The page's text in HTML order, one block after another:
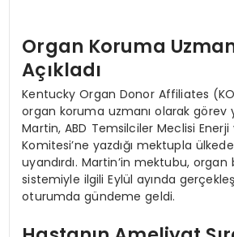
Organ Koruma
Açıkladı
Kentucky Organ Donor Affiliates
organ koruma uzmanı olarak görev
Martin, ABD Temsilciler Meclisi
Komitesi’ne yazdığı mektupla
uyandırdı. Martin’in mektubu, organ
sistemiyle ilgili Eylül ayında
oturumda gündeme geldi.